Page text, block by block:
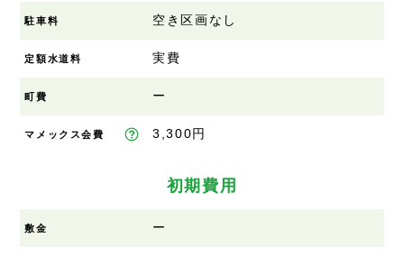
駐車料 空き区画なし
定額水道料 実費
町費 ー
マメックス会費 3,300円
初期費用
敷金 ー